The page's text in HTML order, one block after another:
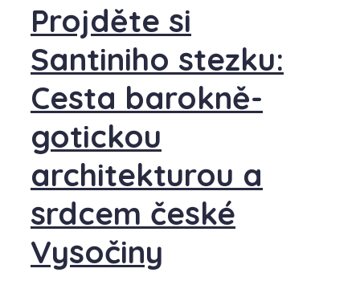
Projděte si
Santiniho stezku:
Cesta barokně-
gotickou
architekturou a
srdcem české
Vysočiny